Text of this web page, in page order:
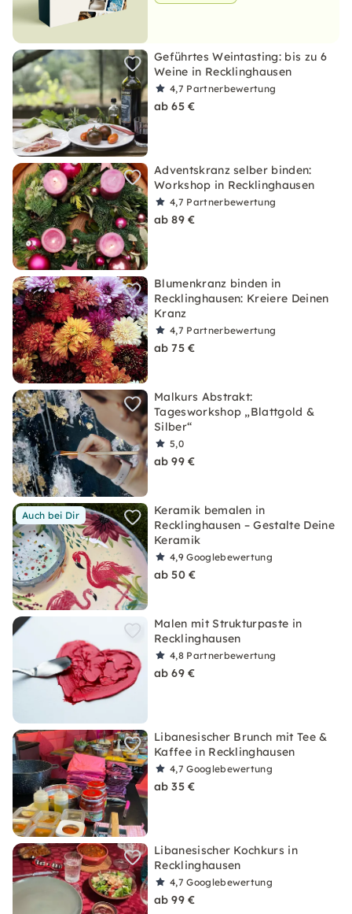
Geführtes Weintasting: bis zu 6
Weine in Recklinghausen
4,7 Partnerbewertung
ab 65 €
Adventskranz selber binden:
Workshop in Recklinghausen
4,7 Partnerbewertung
ab 89 €
Blumenkranz binden in
Recklinghausen: Kreiere Deinen
Kranz
4,7 Partnerbewertung
ab 75 €
Malkurs Abstrakt:
Tagesworkshop „Blattgold &
Silber“
5,0
ab 99 €
Auch bei Dir
Keramik bemalen in
Recklinghausen – Gestalte Deine
Keramik
4,9Googlebewertung
ab 50 €
Malen mit Strukturpaste in
Recklinghausen
4,8 Partnerbewertung
ab 69 €
Libanesischer Brunch mit Tee &
Kaffee in Recklinghausen
4,7Googlebewertung
ab 35 €
Libanesischer Kochkurs in
Recklinghausen
4,7Googlebewertung
ab 99 €